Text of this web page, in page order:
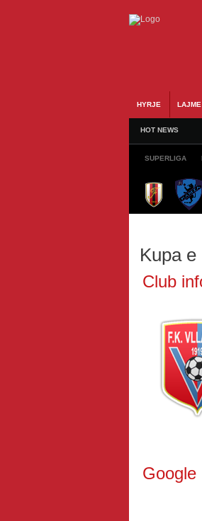
HYRJE LAJME
HOT NEWS
SUPERLIGA
Kupa
Club
Google